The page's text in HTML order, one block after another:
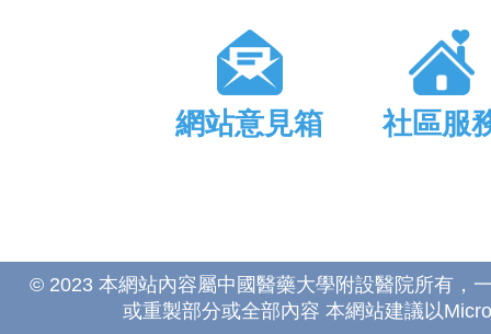
網站意見箱 社區服
© 2023 本網站內容屬中國醫藥大學附設醫院所有，
或重製部分或全部內容 本網站建議以